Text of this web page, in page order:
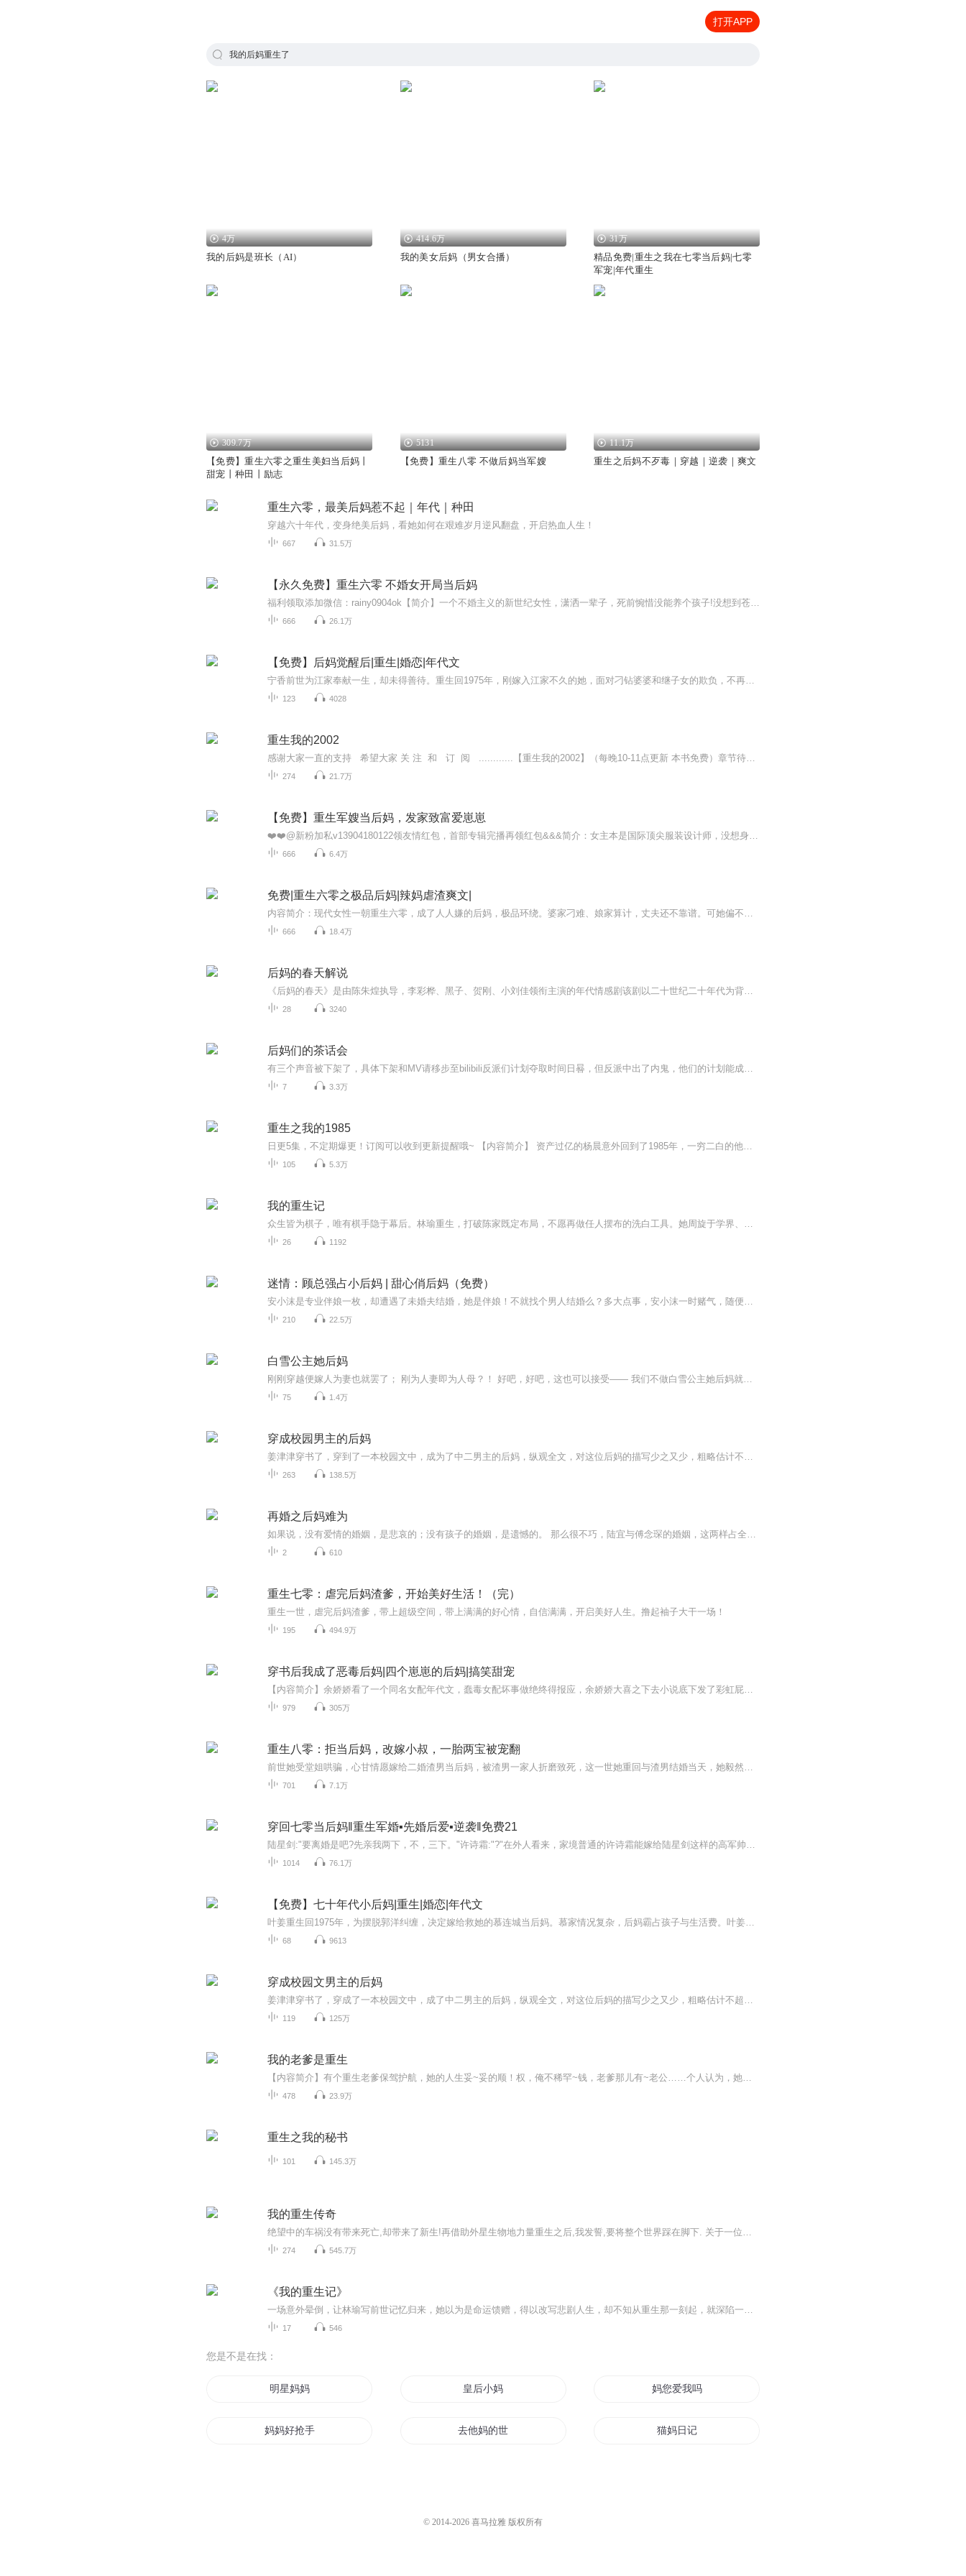
打开APP
我的后妈重生了
4万
我的后妈是班长（AI）
414.6万
我的美女后妈（男女合播）
31万
精品免费|重生之我在七零当后妈|七零
军宠|年代重生
309.7万
【免费】重生六零之重生美妇当后妈丨
甜宠丨种田丨励志
5131
【免费】重生八零 不做后妈当军嫂
11.1万
重生之后妈不歹毒｜穿越｜逆袭｜爽文
重生六零，最美后妈惹不起｜年代｜种田
穿越六十年代，变身绝美后妈，看她如何在艰难岁月逆风翻盘，开启热血人生！
667 31.5万
【永久免费】重生六零 不婚女开局当后妈
福利领取添加微信：rainy0904ok【简介】一个不婚主义的新世纪女性，潇洒一辈子，死前惋惜没能养个孩子!没想到苍天听到了！！！她竟然重生了，开局就当妈，真是想啥来啥！
666 26.1万
【免费】后妈觉醒后|重生|婚恋|年代文
宁香前世为江家奉献一生，却未得善待。重生回1975年，刚嫁入江家不久的她，面对刁钻婆婆和继子女的欺负，不再隐忍，拎包回娘家。此后她将如何改写人生引人关注。
123 4028
重生我的2002
感谢大家一直的支持 希望大家 关 注 和 订 阅 ............【重生我的2002】（每晚10-11点更新 本书免费）章节待定 ，每天最少1更，时间多的话就多更些。本书是我的第四本书，本书已完本了。交流群 还是 用 这个QQ交流群 953624767重生我的2002作者：掌鱼 逆流重启，青春飞扬岁峥嵘。第一炸，一鸣惊人高考震，顶尖学府踏进门。第二炸，再年赚了半个亿，剁手难挡买买买。第三炸，落雪纷飞隐衷情，但羡鸳鸯不羡仙。第四炸，第五炸，第六炸...；且看李孟如何顺时势，乘风破浪！重铸今生，潇洒少年行！！--------（卷纲·简语）一·路起松城：春雷响，万物生；朝天阙，渐起行！二·两树生花：孰伤歉，雪幡情；握先机，掌树双！三·乘缘破空：缘生起，空入灭；乘风动，破有浪！四·双鱼浅底：积小流，汇江海；雪情隐，眷属成！五·业情东升：业蒸上，情厚浓；圆满月，隐有缺！六·眷青西憾：青春眷，语憾别；叹回首，梦牵萦！七·鱼跃龙腾：少年行，意渐远；骥伏枥，志千里！八·振翅扶摇：天振翅，扶升摇；阙通天，齐九霄！九·天鸿海阔：海凭跃，天任舞；春沐晖，照吾今！
274 21.7万
【免费】重生军嫂当后妈，发家致富爱崽崽
❤️❤️@新粉加私v13904180122领友情红包，首部专辑完播再领红包&&&简介：女主本是国际顶尖服装设计师，没想身患癌症，临死前她只有一个遗憾那就是自己一直忙于事业都没有成婚养孩子享受家族幸福生活，就这样含着遗憾在离开这个世界的那一刻她竟然穿越了...
666 6.4万
免费|重生六零之极品后妈|辣妈虐渣爽文|
内容简介：现代女性一朝重生六零，成了人人嫌的后妈，极品环绕。婆家刁难、娘家算计，丈夫还不靠谱。可她偏不服输，凭借现代智慧，手撕渣男贱女，脚踢极品亲戚。面对性格叛逆的孩子，她巧用奇招，将他们收拾得服服帖帖。看她如何在物资匮乏的年代，逆天改...
666 18.4万
后妈的春天解说
《后妈的春天》是由陈朱煌执导，李彩桦、黑子、贺刚、小刘佳领衔主演的年代情感剧该剧以二十世纪二十年代为背景，讲述了春云在爱人去世后独自抚养几个毫无血缘关系的孩子长大，不断与生活抗争，追求幸福的故事，他怀着仁慈善良的心，交给这些孩子们为人处...
28 3240
后妈们的茶话会
有三个声音被下架了，具体下架和MV请移步至bilibili反派们计划夺取时间日晷，但反派中出了内鬼，他们的计划能成功吗？请期待后妈们的茶话会2这个因为录的仓促，无有做字幕，要是知道的粉丝可以帮忙做字幕，一周后，要是没有做的，我就自己做，实在不行，你们可以去bilibili搜索“Pattycake”即可搜到
7 3.3万
重生之我的1985
日更5集，不定期爆更！订阅可以收到更新提醒哦~ 【内容简介】 资产过亿的杨晨意外回到了1985年，一穷二白的他又该如何在这大浪淘沙的时代开创属于自己的一片天地........ 【作者介绍】 作者：沧浪之水 【主播介绍】 我是奇迹小说的AI主播，更新稳定...
105 5.3万
我的重生记
众生皆为棋子，唯有棋手隐于幕后。林瑜重生，打破陈家既定布局，不愿再做任人摆布的洗白工具。她周旋于学界、豪门、暗流势力之间，借力顾教授学术声望，结盟隐忍狠辣的周野，精准预判未来走势，终极BOSS陈渊浮出水面，重生沦为实验剧本，所有人的爱恨、复...
26 1192
迷情：顾总强占小后妈 | 甜心俏后妈（免费）
安小沫是专业伴娘一枚，却遭遇了未婚夫结婚，她是伴娘！不就找个男人结婚么？多大点事，安小沫一时赌气，随便拉了个男人扯了证。钢戳一盖，她赫然发现，这男人居然还带着一四岁大的奶娃儿子，她一清白小姑娘就这么无端成了后妈。 苍天大地啊，安小沫顿时傻了！为了摆脱“后妈”的称呼，她开始了无止境的自黑之路，岂料这男人居然邪唇一瞥：“安小沫，真性情，哥喜欢！”喜欢你妹啊，老娘要离婚，要自由，黑自己不管用，那就搬梯子爬墙好了，让你这头顶不停的冒绿光，看你离不离！ 她这婚后的日子过的那是天雷滚滚，...
210 22.5万
白雪公主她后妈
刚刚穿越便嫁人为妻也就罢了； 刚为人妻即为人母？！ 好吧，好吧，这也可以接受—— 我们不做白雪公主她后妈就可以了。 但是，她的“孩子们”是不是年龄有些过于太大了？！ 上有公婆，下有儿女， 外加一群虎视眈眈的妾室， 看红裳一个穿越女， 大宅门里柴米油盐的生活。。。。 刚刚穿越便嫁人为妻也就罢了； 刚为人妻即为人母？！ 好吧，好吧，这也可以接受—— 我们不做白雪公主她后妈就可以了。 但是，她的“孩子们”是不是年龄有些过于太大了？！ 上有公婆，下有儿女， 外加一群虎视眈眈的妾室， 看红裳一个穿越女， 大宅门里柴米油盐的生活。。。。
75 1.4万
穿成校园男主的后妈
姜津津穿书了，穿到了一本校园文中，成为了中二男主的后妈，纵观全文，对这位后妈的描写少之又少，粗略估计不超过两百字。当真是穿了个寂寞。男主今年十六岁，正值叛逆期，校草本草，她在他面前的存在感为零。男主他爸今年三十九岁，成熟儒雅，端方自持，...
263 138.5万
再婚之后妈难为
如果说，没有爱情的婚姻，是悲哀的；没有孩子的婚姻，是遗憾的。 那么很不巧，陆宜与傅念琛的婚姻，这两样占全了。
2 610
重生七零：虐完后妈渣爹，开始美好生活！（完）
重生一世，虐完后妈渣爹，带上超级空间，带上满满的好心情，自信满满，开启美好人生。撸起袖子大干一场！
195 494.9万
穿书后我成了恶毒后妈|四个崽崽的后妈|搞笑甜宠
【内容简介】余娇娇看了一个同名女配年代文，蠢毒女配坏事做绝终得报应，余娇娇大喜之下去小说底下发了彩虹屁。一睁眼，眼前是个放大的橘子皮中年妇女脸，中年妇女正在抹泪：娇娇，你就嫁了吧，你清白都被毁了，除了老赵根本没人要你，娘也是为了你好，别...
979 305万
重生八零：拒当后妈，改嫁小叔，一胎两宝被宠翻
前世她受堂姐哄骗，心甘情愿嫁给二婚渣男当后妈，被渣男一家人折磨致死，这一世她重回与渣男结婚当天，她毅然选择悔婚改嫁给残疾小叔，一胎两宝，日子过得风声水起，偶尔绿茶一下，大佬真真被撩到心都化了.......
701 7.1万
穿回七零当后妈‖重生军婚▪先婚后爱▪逆袭‖免费21
陆星剑:"要离婚是吧?先亲我两下，不，三下。"许诗霜:"?"在外人看来，家境普通的许诗霜能嫁给陆星剑这样的高军帅是上辈子烧了高香。她自己作天作地断送好姻缘，大院里人都等着看她成为弃妇的笑话。一年后，考进部队军医的许诗霜用医术艳惊四座!追求者无数…...
1014 76.1万
【免费】七十年代小后妈|重生|婚恋|年代文
叶姜重生回1975年，为摆脱郭洋纠缠，决定嫁给救她的慕连城当后妈。慕家情况复杂，后妈霸占孩子与生活费。叶姜说服父母找慕大姑姐说亲，开启不一样的人生，看她如何经营家庭。
68 9613
穿成校园文男主的后妈
姜津津穿书了，穿成了一本校园文中，成了中二男主的后妈，纵观全文，对这位后妈的描写少之又少，粗略估计不超过200字，当真是穿了个寂寞。 男主今年16岁，正值叛逆期，校草本草，她在他面前的存在感为零。男主他爸今年三十九岁，成熟儒雅，端方自持，为人...
119 125万
我的老爹是重生
【内容简介】有个重生老爹保驾护航，她的人生妥~妥的顺！权，俺不稀罕~钱，老爹那儿有~老公……个人认为，她其实一个人过也挺好～【作者/主播简介】作者：竹子米，网络小说作家。主播：烨烨升辉书院【购买须知】1、本作品为付费有声书，前50集为免费试听，...
478 23.9万
重生之我的秘书
101 145.3万
我的重生传奇
绝望中的车祸没有带来死亡,却带来了新生!再借助外星生物地力量重生之后,我发誓,要将整个世界踩在脚下. 关于一位小人物颤抖着重生后回到过去,发挥脑部所有知识强悍的玩弄世界的故事.恩,当然,主角就是我了.什么?你也想当?
274 545.7万
《我的重生记》
一场意外晕倒，让林瑜写前世记忆归来，她以为是命运馈赠，得以改写悲剧人生，却不知从重生那一刻起，就深陷一张早已织好的巨网。陈家暗流涌动，陈默精心伪装靠近，苏倩暗藏嫉妒算计，唯一意外变数是拥有量子感知，背负母仇的周野，两人互为唯一量子锚点，...
17 546
您是不是在找：
明星妈妈 皇后小妈 妈您爱我吗
妈妈好抢手 去他妈的世界 猫妈日记
© 2014-2026 喜马拉雅 版权所有